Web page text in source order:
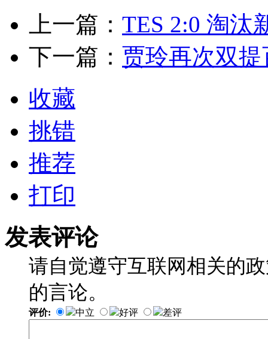
上一篇： TES 2:0 淘汰
下一篇： 贾玲再次双
收藏
挑错
推荐
打印
发表评论
请自觉遵守互联网相关的
的言论。
评价: 中立 好评 差评